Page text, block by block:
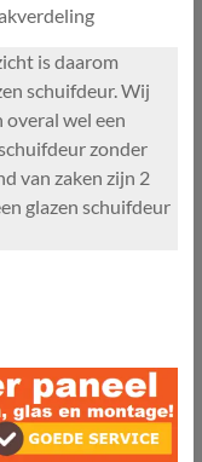
is daarom
schuifdeur. Wij
overal wel een
zonder
van zaken zijn 2
glazen schuifdeur